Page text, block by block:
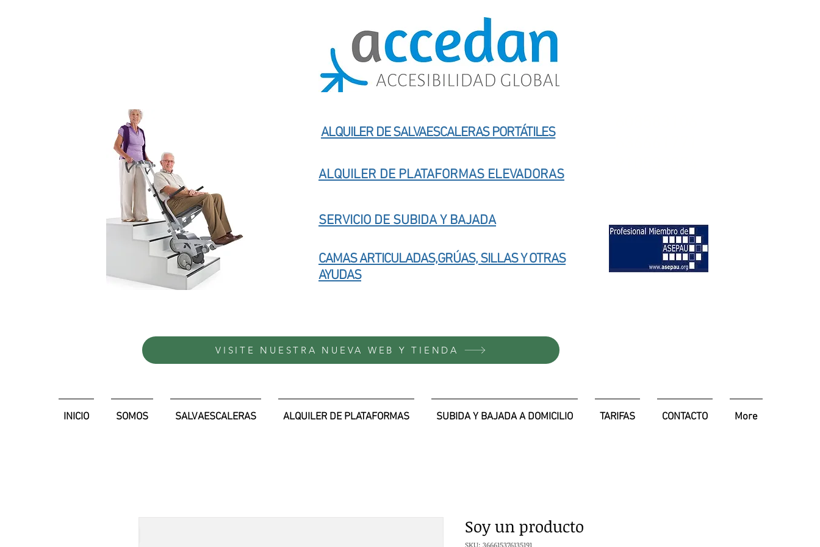
ALQUILER DE SALVAESCALERAS PORTÁTILES
ALQUILER DE PLATAFORMAS ELEVADORAS
SERVICIO DE SUBIDA Y BAJADA
CAMAS ARTICULADAS,GRÚAS, SILLAS Y OTRAS
AYUDAS
VISITE NUESTRA NUEVA WEB Y TIENDA
INICIO SOMOS SALVAESCALERAS ALQUILER DE PLATAFORMAS SUBIDA Y BAJADA A DOMICILIO TARIFAS CONTACTO More
Soy un producto
SKU: 366615376135191